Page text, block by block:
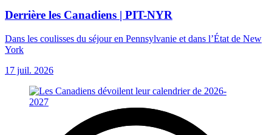
Derrière les Canadiens | PIT-NYR
Dans les coulisses du séjour en Pennsylvanie et dans l’État de New
York
17 juil. 2026